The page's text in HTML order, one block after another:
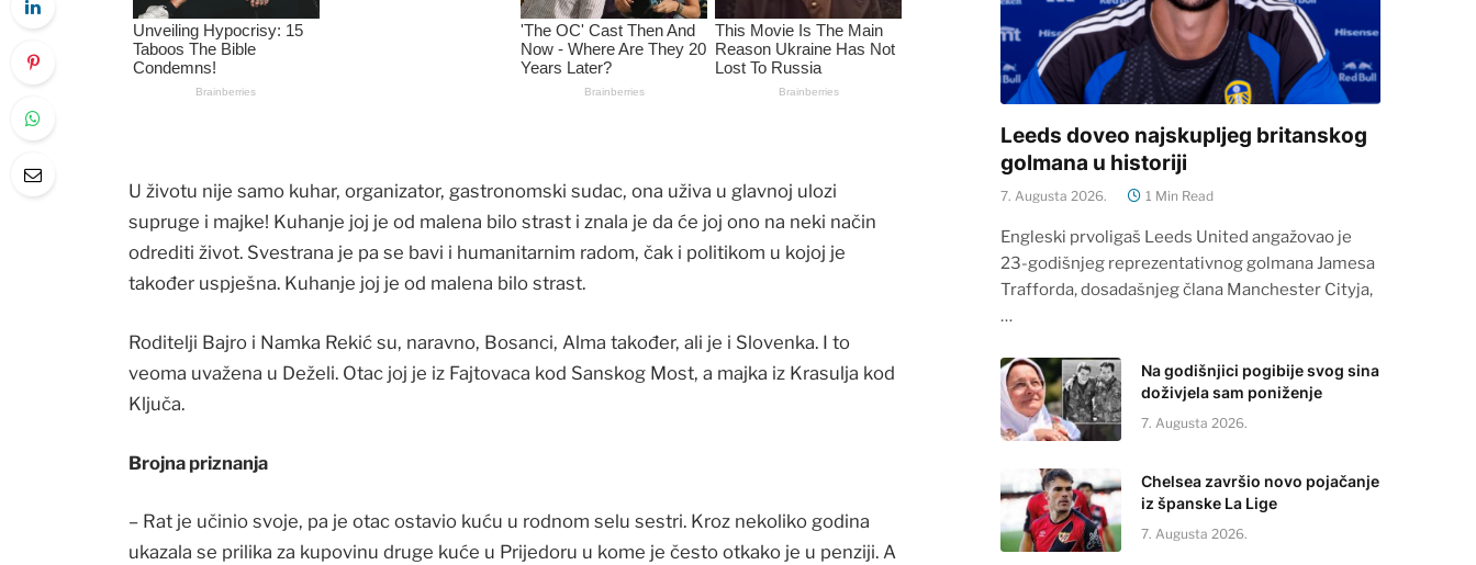
U životu nije samo kuhar, organizator, gastronomski sudac, ona uživa u glavnoj ulozi
supruge i majke! Kuhanje joj je od malena bilo strast i znala je da će joj ono na neki način
odrediti život. Svestrana je pa se bavi i humanitarnim radom, čak i politikom u kojoj je
također uspješna. Kuhanje joj je od malena bilo strast.
Roditelji Bajro i Namka Rekić su, naravno, Bosanci, Alma također, ali je i Slovenka. I to
veoma uvažena u Deželi. Otac joj je iz Fajtovaca kod Sanskog Most, a majka iz Krasulja kod
Ključa.
Brojna priznanja
– Rat je učinio svoje, pa je otac ostavio kuću u rodnom selu sestri. Kroz nekoliko godina
ukazala se prilika za kupovinu druge kuće u Prijedoru u kome je često otkako je u penziji. A
Leeds doveo najskupljeg britanskog
golmana u historiji
7. Augusta 2026. 1 Min Read
Engleski prvoligaš Leeds United angažovao je
23-godišnjeg reprezentativnog golmana Jamesa
Trafforda, dosadašnjeg člana Manchester Cityja,
…
Na godišnjici pogibije svog sina
doživjela sam poniženje
7. Augusta 2026.
Chelsea završio novo pojačanje
iz španske La Lige
7. Augusta 2026.